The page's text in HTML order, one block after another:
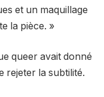
et un maquillage
la pièce. »
queer avait donné
rejeter la subtilité.